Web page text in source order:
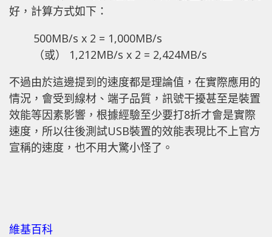
好，計算方式如下：
500MB/s x 2 = 1,000MB/s
（或） 1,212MB/s x 2 = 2,424MB/s
不過由於這邊提到的速度都是理論值，在實際應用的
情況，會受到線材、端子品質，訊號干擾甚至是裝置
效能等因素影響，根據經驗至少要打8折才會是實際
速度，所以往後測試USB裝置的效能表現比不上官方
宣稱的速度，也不用大驚小怪了。
維基百科